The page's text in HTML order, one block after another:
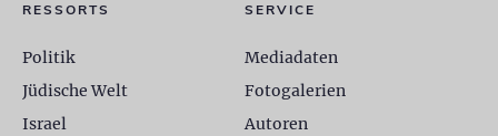
RESSORTS
Politik
Jüdische Welt
Israel
SERVICE
Mediadaten
Fotogalerien
Autoren